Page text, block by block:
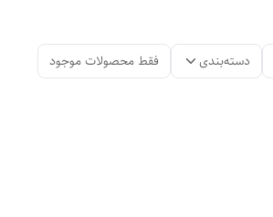
دسته‌بندی فقط محصولات موجود